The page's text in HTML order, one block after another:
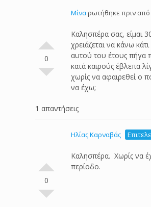
0
Μίναρωτήθηκε πριν από
Καλησπέρα σας, είμαι
χρειάζεται να κάνω
αυτού του έτους πήγα
κατά καιρούς έβλεπα
χωρίς να αφαιρεθεί ο
να έχω;
1 απαντήσεις
0
Ηλίας Καρναβάς
Καλησπέρα. Χωρίς να
περίοδο.